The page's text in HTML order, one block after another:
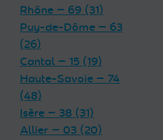
Rhône — 69 (31)
Puy-de-Dôme — 63
(26)
Cantal — 15 (19)
Haute-Savoie — 74
(48)
Isère — 38 (31)
Allier — 03 (20)